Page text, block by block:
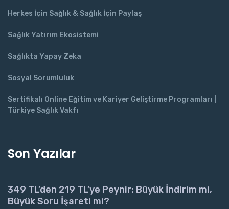
Herkes İçin Sağlık & Sağlık İçin Paylaş
Sağlık Yatırım Ekosistemi
Sağlıkta Yapay Zeka
Sosyal Sorumluluk
Sertifikalı Online Eğitim ve Kariyer Geliştirme Programları |
Türkiye Sağlık Vakfı
Son Yazılar
349 TL’den 219 TL’ye Peynir: Büyük İndirim mi,
Büyük Soru İşareti mi?